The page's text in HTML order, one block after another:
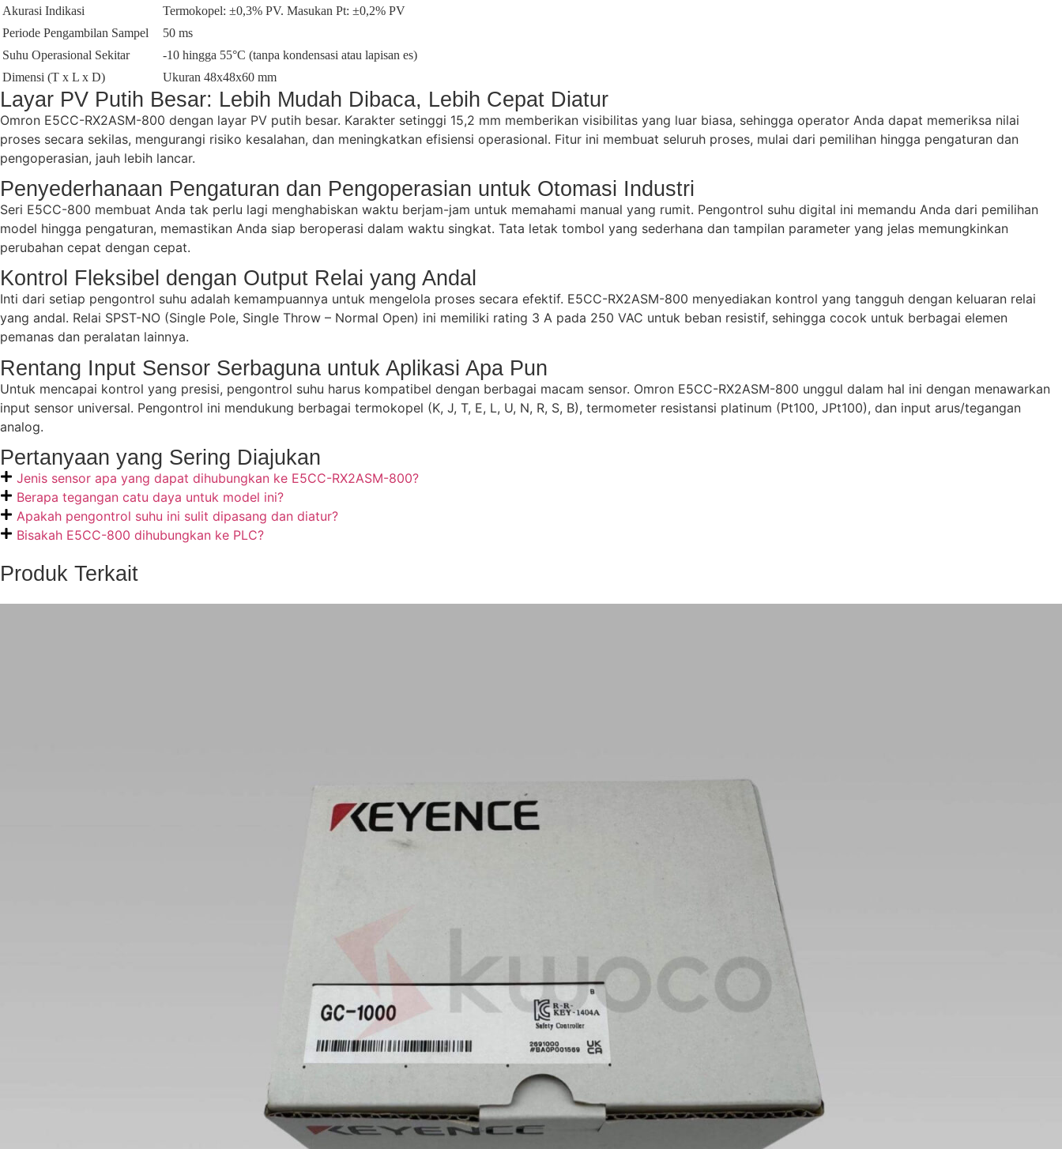
Akurasi Indikasi
Termokopel: ±0,3% PV. Masukan Pt: ±0,2% PV
Periode Pengambilan Sampel
50 ms
Suhu Operasional Sekitar
-10 hingga 55°C (tanpa kondensasi atau lapisan es)
Dimensi (T x L x D)
Ukuran 48x48x60 mm
Layar PV Putih Besar: Lebih Mudah Dibaca, Lebih Cepat Diatur
Omron E5CC-RX2ASM-800 dengan layar PV putih besar. Karakter setinggi 15,2 mm memberikan visibilitas yang luar biasa, sehingga operator Anda dapat memeriksa nilai
proses secara sekilas, mengurangi risiko kesalahan, dan meningkatkan efisiensi operasional. Fitur ini membuat seluruh proses, mulai dari pemilihan hingga pengaturan dan
pengoperasian, jauh lebih lancar.
Penyederhanaan Pengaturan dan Pengoperasian untuk Otomasi Industri
Seri E5CC-800 membuat Anda tak perlu lagi menghabiskan waktu berjam-jam untuk memahami manual yang rumit. Pengontrol suhu digital ini memandu Anda dari pemilihan
model hingga pengaturan, memastikan Anda siap beroperasi dalam waktu singkat. Tata letak tombol yang sederhana dan tampilan parameter yang jelas memungkinkan
perubahan cepat dengan cepat.
Kontrol Fleksibel dengan Output Relai yang Andal
Inti dari setiap pengontrol suhu adalah kemampuannya untuk mengelola proses secara efektif. E5CC-RX2ASM-800 menyediakan kontrol yang tangguh dengan keluaran relai
yang andal. Relai SPST-NO (Single Pole, Single Throw – Normal Open) ini memiliki rating 3 A pada 250 VAC untuk beban resistif, sehingga cocok untuk berbagai elemen
pemanas dan peralatan lainnya.
Rentang Input Sensor Serbaguna untuk Aplikasi Apa Pun
Untuk mencapai kontrol yang presisi, pengontrol suhu harus kompatibel dengan berbagai macam sensor. Omron E5CC-RX2ASM-800 unggul dalam hal ini dengan menawarkan
input sensor universal. Pengontrol ini mendukung berbagai termokopel (K, J, T, E, L, U, N, R, S, B), termometer resistansi platinum (Pt100, JPt100), dan input arus/tegangan
analog.
Pertanyaan yang Sering Diajukan
Jenis sensor apa yang dapat dihubungkan ke E5CC-RX2ASM-800?
Berapa tegangan catu daya untuk model ini?
Apakah pengontrol suhu ini sulit dipasang dan diatur?
Bisakah E5CC-800 dihubungkan ke PLC?
Produk Terkait